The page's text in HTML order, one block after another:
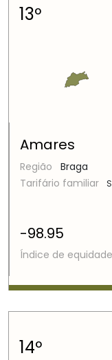
13º
Amares
Região
Braga
Tarifário familiar
-98.95
Índice de equidade
14º